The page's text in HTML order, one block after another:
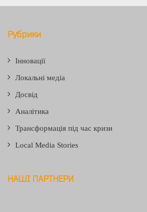
Рубрики
Інновації
Локальні медіа
Досвід
Аналітика
Трансформація під час кризи
Local Media Stories
НАШІ ПАРТНЕРИ